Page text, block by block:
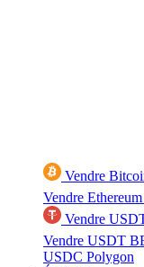
Vendre
Vendre Ethereum
Vendre
Vendre USDT
USDC Polygon